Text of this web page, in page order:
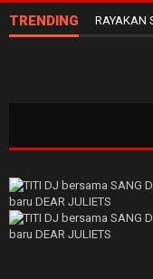
TRENDING RAYAKAN